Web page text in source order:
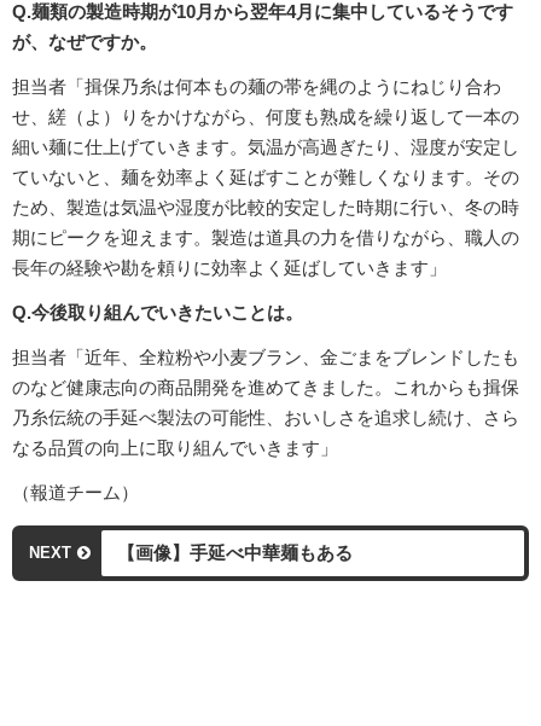
Q.麺類の製造時期が10月から翌年4月に集中しているそうです
が、なぜですか。
担当者「揖保乃糸は何本もの麺の帯を縄のようにねじり合わ
せ、縒（よ）りをかけながら、何度も熟成を繰り返して一本の
細い麺に仕上げていきます。気温が高過ぎたり、湿度が安定し
ていないと、麺を効率よく延ばすことが難しくなります。その
ため、製造は気温や湿度が比較的安定した時期に行い、冬の時
期にピークを迎えます。製造は道具の力を借りながら、職人の
長年の経験や勘を頼りに効率よく延ばしていきます」
Q.今後取り組んでいきたいことは。
担当者「近年、全粒粉や小麦ブラン、金ごまをブレンドしたも
のなど健康志向の商品開発を進めてきました。これからも揖保
乃糸伝統の手延べ製法の可能性、おいしさを追求し続け、さら
なる品質の向上に取り組んでいきます」
（報道チーム）
NEXT 【画像】手延べ中華麺もある